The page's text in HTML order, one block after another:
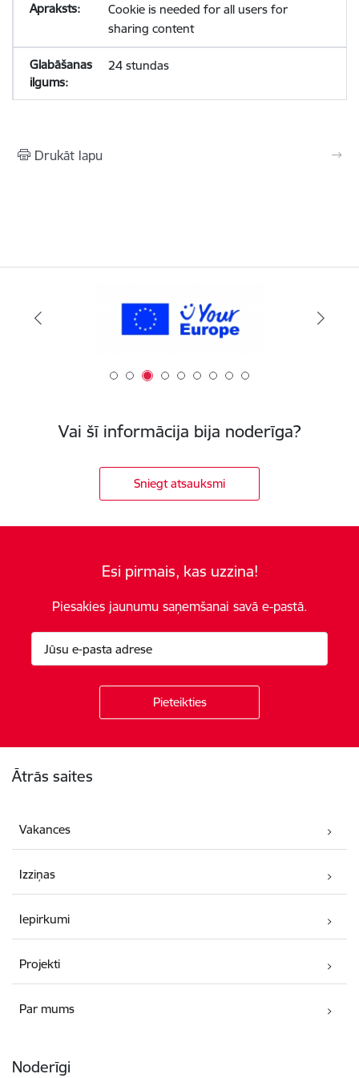
Cookie is needed for all users for
sharing content
24 stundas
Drukāt lapu
Vai šī informācija bija noderīga?
Sniegt atsauksmi
Esi pirmais, kas uzzina!
Piesakies jaunumu saņemšanai savā e-pastā.
Ātrās saites
Vakances
Izziņas
Iepirkumi
Projekti
Par mums
Noderīgi